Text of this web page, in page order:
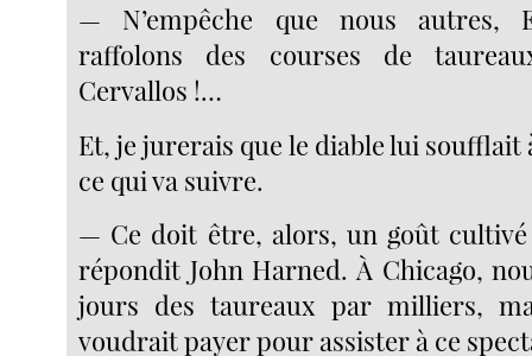
— N’empêche que nous autres,
raffolons des courses de
Cervallos !…
Et, je jurerais que le diable lui soufflait
ce qui va suivre.
— Ce doit être, alors, un goût
répondit John Harned. À Chicago,
jours des taureaux par milliers,
voudrait payer pour assister à ce